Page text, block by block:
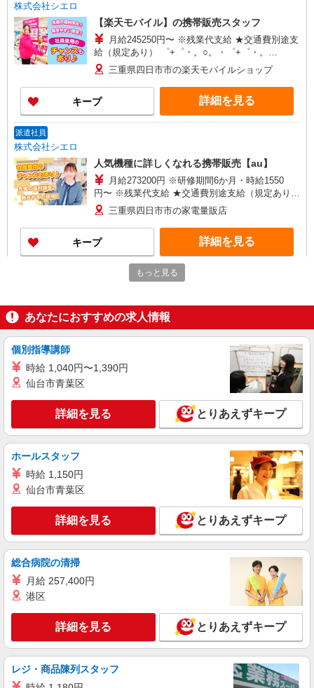
株式会社シエロ
【楽天モバイル】の携帯販売スタッフ
月給245250円〜 ※残業代支給 ★交通費別途支
給（規定あり） ゜+゜・。○。・゜+゜・。
○。・゜+゜ 入社祝い金10万円支給(規定有) お友達
を紹介頂くと, インセンティブ支給(規定有) ゜・。
○。・゜+゜・。○。・゜+゜
三重県四日市市の楽天モバイルショップ
キープ 詳細を見る
派遣社員
株式会社シエロ
人気機種に詳しくなれる携帯販売【au】
月給273200円 ※研修期間6か月・時給1550
円〜 ※残業代支給 ★交通費別途支給（規定あり）
゜+゜・。○。・゜+゜・。○。・゜+゜ 入社祝い金
10万円支給(規定有) お友達を紹介頂くと, インセン
ティブ支給(規定有) ゜・。○。・゜+゜・。
○。・゜+゜
三重県四日市市の家電量販店
キープ 詳細を見る
【ソフトバンク】の店舗スタッフ
時給1400円〜 ※残業代支給 ★交通費別途支給
（規定あり） ゜+゜・。○。・゜+゜・。○。・゜
+゜ 入社祝い金10万円支給(規定有) お友達を紹介
頂くと, インセンティブ支給(規定有) ★月2回払
い・週払い可能（規程有）★ ゜・。○。・゜
三重県四日市市のsoftbankショップ
キープ 詳細を見る
紹介予定派遣
株式会社シエロ
【エーユー】の店舗スタッフ
時給1400円〜 別途インセンティブ制度あり ※
+゜・。○。・゜+゜ 入社祝い金10万円支給(規定
有) ★月2回払い・週払い可能（規程有）★ ゜・。
○。・゜+゜・。○。・゜+゜
キープ 詳細を見る
株式会社シエロ
【au】の携帯販売スタッフ
時給1400円〜 別途インセンティブ制度あり ※
残業代支給 ★交通費全額支給 ゜+゜・。○。・゜
+゜・。○。・゜+゜ 入社祝い金10万円支給(規定
有) お友達を紹介頂くと, インセンティブ支給(規定
有) ★月2回払い・週払い可能（規程有）★ ゜・。
○。・゜+゜・。○。・゜+゜
三重県四日市市のauショップ
キープ 詳細を見る
もっと見る
あなたにおすすめの求人情報
個別指導講師
時給 1,040円〜1,390円
仙台市青葉区
詳細を見る とりあえずキープ
ホールスタッフ
時給 1,150円
仙台市青葉区
詳細を見る とりあえずキープ
総合病院の清掃
月給 257,400円
港区
詳細を見る とりあえずキープ
レジ・商品陳列スタッフ